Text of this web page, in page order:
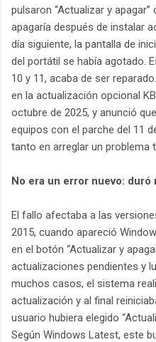
pulsaron “Actualizar y
apagaría después de instalar
día siguiente, la pantalla de
del portátil se había agotado.
10 y 11, acaba de ser
en la actualización opcional
octubre de 2025, y anunció
equipos con el parche del 11
tanto en arreglar un problema
No era un error nuevo: duró
El fallo afectaba a las
2015, cuando apareció
en el botón “Actualizar y
actualizaciones pendientes y
muchos casos, el sistema
actualización y al final
usuario hubiera elegido
Según Windows Latest, este